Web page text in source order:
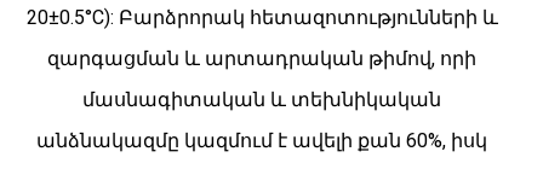
20±0.5°C): Բարձրորակ հետազոտությունների և
զարգացման և արտադրական թիմով, որի
մասնագիտական ​​​​և տեխնիկական
անձնակազմը կազմում է ավելի քան 60%, իսկ